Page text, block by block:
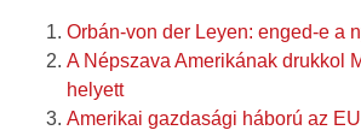
Orbán-von der Leyen: enged-e a
A Népszava Amerikának drukkol
helyett
Amerikai gazdasági háború az